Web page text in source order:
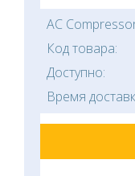
AC
Код товара:
Доступно:
Время